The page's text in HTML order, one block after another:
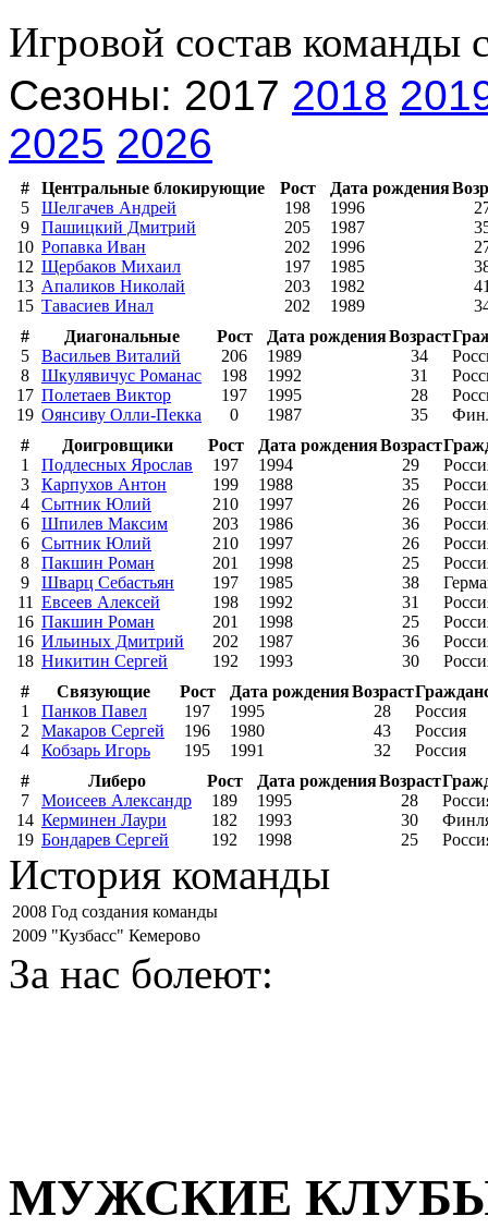
Игровой состав команды
Сезоны: 2017 2018
2025 2026
# Центральные блокирующие Рост Дата рождения
5
Шелгачев Андрей 198 1996
9
Пашицкий Дмитрий 205 1987
10 Ропавка Иван 202 1996
12 Щербаков Михаил 197 1985
13 Апаликов Николай 203 1982
15 Тавасиев Инал 202 1989
#
Диагональные Рост Дата рожденияВозраст
5
Васильев Виталий 206 1989 34
8
Шкулявичус Романас 198 1992 31
17 Полетаев Виктор 197 1995 28
19 Оянсиву Олли-Пекка 0 1987 35
#
Доигровщики Рост Дата рожденияВозраст
1
Подлесных Ярослав 197 1994 29
3
Карпухов Антон 199 1988 35
4
Сытник Юлий 210 1997 26
6
Шпилев Максим 203 1986 36
6
Сытник Юлий 210 1997 26
8
Пакшин Роман 201 1998 25
9
Шварц Себастьян 197 1985 38
11 Евсеев Алексей 198 1992 31
16 Пакшин Роман 201 1998 25
16 Ильиных Дмитрий 202 1987 36
18 Никитин Сергей 192 1993 30
#
Связующие Рост Дата рожденияВозраст
1
Панков Павел 197 1995 28
Россия
2
Макаров Сергей 196 1980 43
Россия
4
Кобзарь Игорь 195 1991 32
Россия
#
Либеро Рост Дата рожденияВозраст
7
Моисеев Александр 189 1995 28
14 Керминен Лаури 182 1993 30
19 Бондарев Сергей 192 1998 25
История команды
2008 Год создания команды
2009 "Кузбасс" Кемерово
За нас болеют:
МУЖСКИЕ